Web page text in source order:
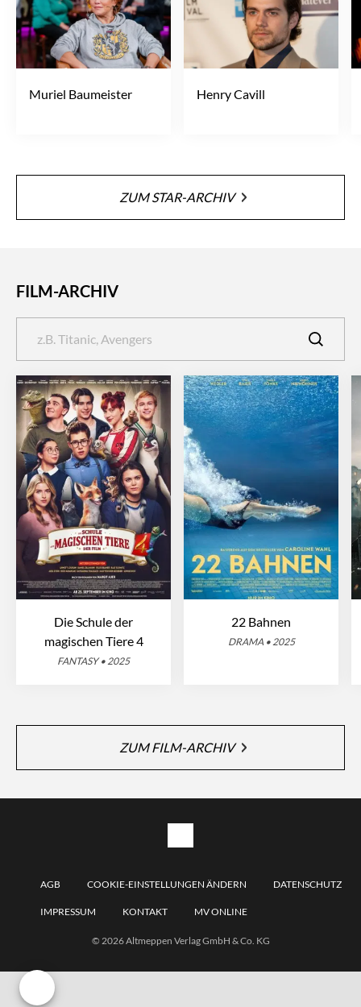
Muriel Baumeister Henry Cavill
ZUM STAR-ARCHIV
FILM-ARCHIV
Die Schule der
magischen Tiere 4
FANTASY • 2025
22 Bahnen
DRAMA • 2025
ZUM FILM-ARCHIV
AGB COOKIE-EINSTELLUNGEN ÄNDERN DATENSCHUTZ
IMPRESSUM KONTAKT MV ONLINE
© 2026 Altmeppen Verlag GmbH & Co. KG